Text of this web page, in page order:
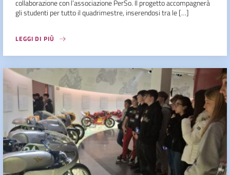
collaborazione con l’associazione PerSo. Il progetto accompagnerà
gli studenti per tutto il quadrimestre, inserendosi tra le […]
LEGGI DI PIÙ